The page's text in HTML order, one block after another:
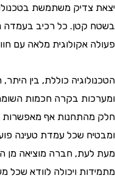
משתמשת בטכנולוגיות
כל רכיב בעמדה נבחר
אקולוגית מלאה עם חווית
כוללת, בין היתר,
בקרה חכמות השומרות
אף מאפשרות
שכל עמדת טעינה פועלת
חברה מוציאה מן הכלל
ויכולה לוודא שכל